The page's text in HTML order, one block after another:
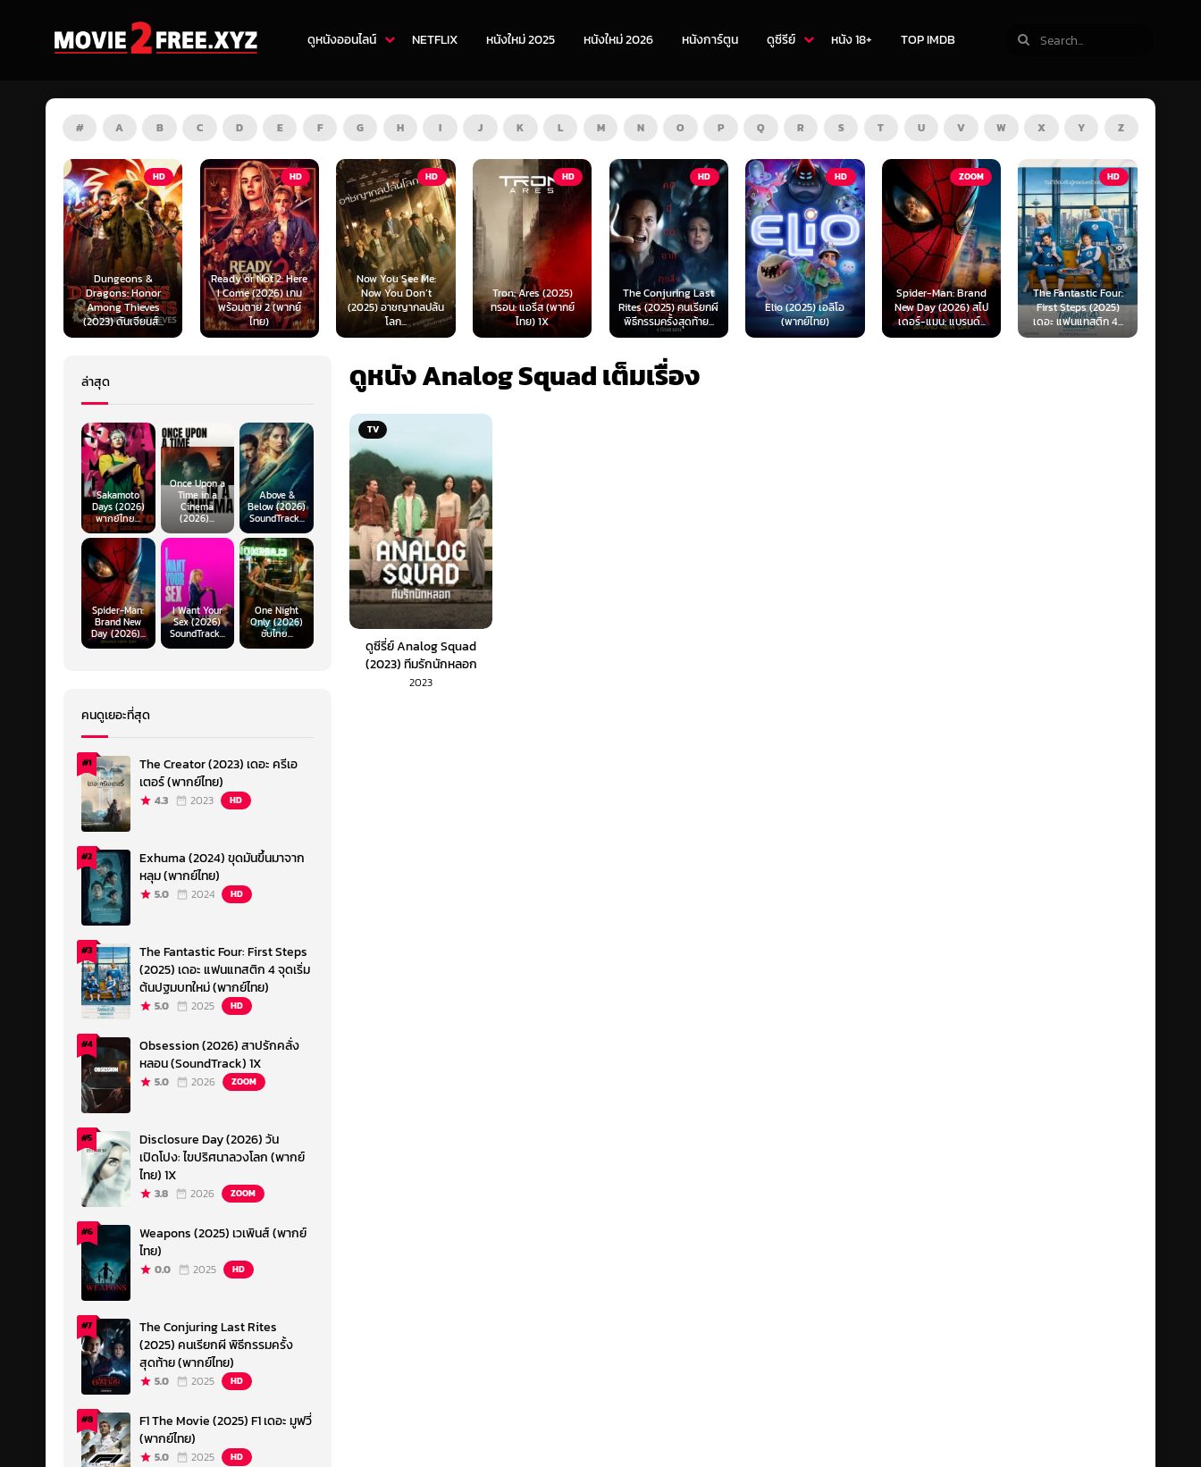
ดูหนังออนไลน์ NETFLIX หนังใหม่ 2025 หนังใหม่ 2026 หนังการ์ตูน ดูซีรีย์ หนัง 18+ TOP IMDB
# A B C D E F G H I J K L M N O P Q R S T U V W X Y Z
HD
Ready or Not 2: Here
I Come (2026) เกม
พร้อมตาย 2 (พากย์
ไทย)
HD
Now You See Me:
Now You Don’t
(2025) อาชญากลปล้น
โลก...
HD
Tron: Ares (2025)
ทรอน: แอรีส (พากย์
ไทย) 1X
HD
The Conjuring Last
Rites (2025) คนเรียกผี
พิธีกรรมครั้งสุดท้าย...
HD
Elio (2025) เอลิโอ
(พากย์ไทย)
ZOOM
Spider-Man: Brand
New Day (2026) สไป
เดอร์-แมน: แบรนด์...
HD
The Fantastic Four:
First Steps (2025)
เดอะ แฟนแทสติก 4...
HD
Kraken (2025) คราเคน
เลื้อยสยอง 20,000
โยชน์...
ดูหนัง Analog Squad เต็มเรื่อง
TV
ดูซีรี่ย์ Analog Squad
(2023) ทีมรักนักหลอก
2023
ล่าสุด
Sakamoto
Days (2026)
พากย์ไทย...
Once Upon a
Time in a
Cinema
(2026)...
Above &
Below (2026)
SoundTrack...
Spider-Man:
Brand New
Day (2026)...
I Want Your
Sex (2026)
SoundTrack...
One Night
Only (2026)
ซับไทย...
คนดูเยอะที่สุด
#1
The Creator (2023) เดอะ ครีเอ
เตอร์ (พากย์ไทย)
4.3 2023 HD
#2
Exhuma (2024) ขุดมันขึ้นมาจาก
หลุม (พากย์ไทย)
5.0 2024 HD
#3
The Fantastic Four: First Steps
(2025) เดอะ แฟนแทสติก 4 จุดเริ่ม
ต้นปฐมบทใหม่ (พากย์ไทย)
5.0 2025 HD
#4
Obsession (2026) สาปรักคลั่ง
หลอน (SoundTrack) 1X
5.0 2026 ZOOM
#5
Disclosure Day (2026) วัน
เปิดโปง: ไขปริศนาลวงโลก (พากย์
ไทย) 1X
3.8 2026 ZOOM
#6
Weapons (2025) เวเพินส์ (พากย์
ไทย)
0.0 2025 HD
#7
The Conjuring Last Rites
(2025) คนเรียกผี พิธีกรรมครั้ง
สุดท้าย (พากย์ไทย)
5.0 2025 HD
#8
F1 The Movie (2025) F1 เดอะ มูฟวี่
(พากย์ไทย)
5.0 2025 HD